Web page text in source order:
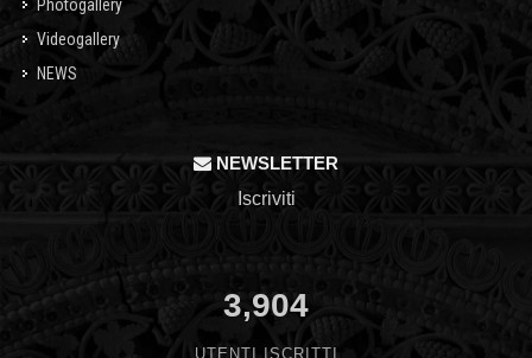
Photogallery
Videogallery
NEWS
NEWSLETTER
Iscriviti
3,904
UTENTI ISCRITTI